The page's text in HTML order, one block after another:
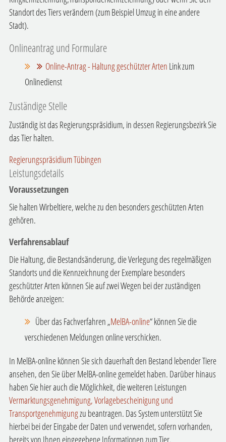
Standort des Tiers verändern (zum Beispiel Umzug in eine andere
Stadt).
Onlineantrag und Formulare
Online-Antrag - Haltung geschützter Arten Link zum
Onlinedienst
Zuständige Stelle
Zuständig ist das Regierungspräsidium, in dessen Regierungsbezirk Sie
das Tier halten.
Regierungspräsidium Tübingen
Leistungsdetails
Voraussetzungen
Sie halten Wirbeltiere, welche zu den besonders geschützten Arten
gehören.
Verfahrensablauf
Die Haltung, die Bestandsänderung, die Verlegung des regelmäßigen
Standorts und die Kennzeichnung der Exemplare besonders
geschützter Arten können Sie auf zwei Wegen bei der zuständigen
Behörde anzeigen:
Über das Fachverfahren „MelBA-online“ können Sie die
verschiedenen Meldungen online verschicken.
In MelBA-online können Sie sich dauerhaft den Bestand lebender Tiere
ansehen, den Sie über MelBA-online gemeldet haben. Darüber hinaus
haben Sie hier auch die Möglichkeit, die weiteren Leistungen
Vermarktungsgenehmigung, Vorlagebescheinigung und
Transportgenehmigungzu beantragen. Das System unterstützt Sie
hierbei bei der Eingabe der Daten und verwendet, sofern vorhanden,
bereits von Ihnen eingegebene Informationen zum Tier.